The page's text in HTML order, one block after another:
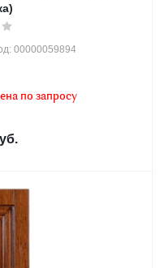
00000059894
по запросу